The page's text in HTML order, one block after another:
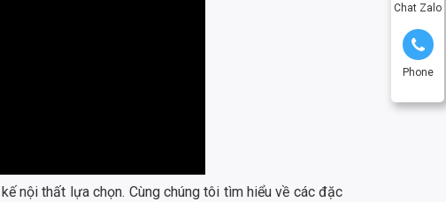
Chat Zalo
Phone
nội thất lựa chọn. Cùng chúng tôi tìm hiểu về các đặc